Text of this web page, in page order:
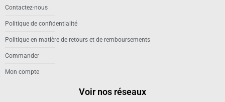
Contactez-nous
Politique de confidentialité
Politique en matière de retours et de remboursements
Commander
Mon compte
Voir nos réseaux